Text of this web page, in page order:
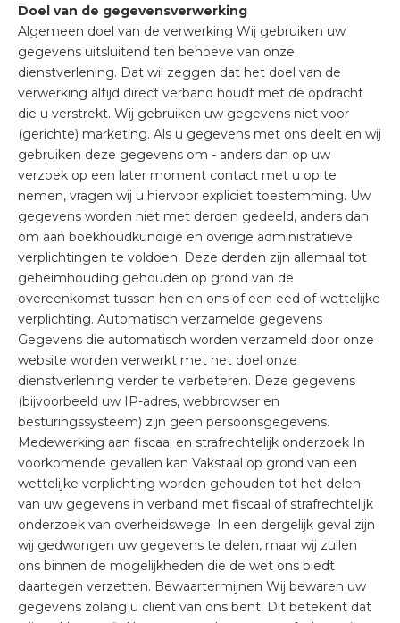
Doel van de gegevensverwerking
Algemeen doel van de verwerking Wij gebruiken uw
gegevens uitsluitend ten behoeve van onze
dienstverlening. Dat wil zeggen dat het doel van de
verwerking altijd direct verband houdt met de opdracht
die u verstrekt. Wij gebruiken uw gegevens niet voor
(gerichte) marketing. Als u gegevens met ons deelt en wij
gebruiken deze gegevens om - anders dan op uw
verzoek op een later moment contact met u op te
nemen, vragen wij u hiervoor expliciet toestemming. Uw
gegevens worden niet met derden gedeeld, anders dan
om aan boekhoudkundige en overige administratieve
verplichtingen te voldoen. Deze derden zijn allemaal tot
geheimhouding gehouden op grond van de
overeenkomst tussen hen en ons of een eed of wettelijke
verplichting. Automatisch verzamelde gegevens
Gegevens die automatisch worden verzameld door onze
website worden verwerkt met het doel onze
dienstverlening verder te verbeteren. Deze gegevens
(bijvoorbeeld uw IP-adres, webbrowser en
besturingssysteem) zijn geen persoonsgegevens.
Medewerking aan fiscaal en strafrechtelijk onderzoek In
voorkomende gevallen kan Vakstaal op grond van een
wettelijke verplichting worden gehouden tot het delen
van uw gegevens in verband met fiscaal of strafrechtelijk
onderzoek van overheidswege. In een dergelijk geval zijn
wij gedwongen uw gegevens te delen, maar wij zullen
ons binnen de mogelijkheden die de wet ons biedt
daartegen verzetten. Bewaartermijnen Wij bewaren uw
gegevens zolang u cliënt van ons bent. Dit betekent dat